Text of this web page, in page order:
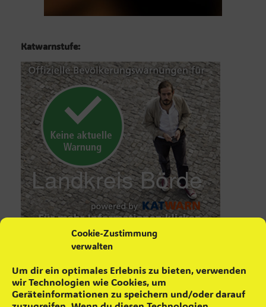
Cookie-Zustimmung
verwalten
Um dir ein optimales Erlebnis zu bieten, verwenden
wir Technologien wie Cookies, um
Geräteinformationen zu speichern und/oder darauf
Katwarnstufe:
Maifeuer ´26 4. Mai 2026
Schrottsammlung 16. April 2026